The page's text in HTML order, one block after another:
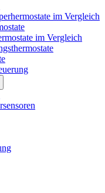
im Vergleich
im Vergleich